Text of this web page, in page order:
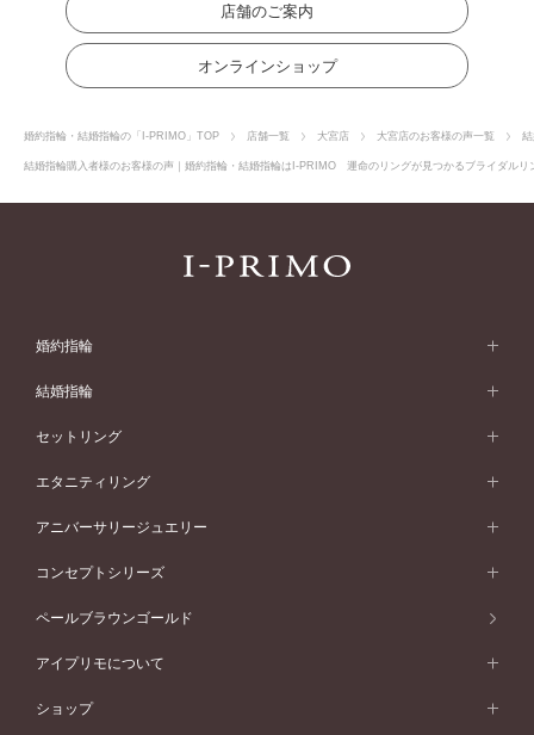
店舗のご案内
オンラインショップ
婚約指輪・結婚指輪の「I-PRIMO」TOP 店舗一覧 大宮店 大宮店のお客様の声一覧
結婚指輪購入者様のお客様の声｜婚約指輪・結婚指輪はI-PRIMO 運命のリングが見つかるブライダルリ
婚約指輪
婚約指輪 (エンゲージリング)
婚約指輪一覧
ピンクゴールド
ペールブラウンゴールド
ウェーブライン
V字ライン
ワンサイドメレ
ダブルサイドメレ
シンプル
フェミニン
モード
50万円台～
40万円台～
婚約指輪 人気ランキング
結婚指輪
結婚指輪 (マリッジリング)
結婚指輪一覧
ピンクゴールド
ペールブラウンゴールド
ウェーブライン
V字ライン
ワンメレ
セベラルメレ
シンプル
フェミニン
50万円～
セットリング
セットリング
セットリング一覧
ピンクゴールド
ペールブラウンゴールド
エタニティリング
エタニティリング
エタニティリング一覧
ピンクゴールド
アニバーサリージュエリー
アニバーサリージュエリー
アニバーサリージュエリー一覧
ファッションリング
コンセプトシリーズ
コンセプトシリーズ
オリジンビリーフ
ペールブラウンゴールド
アイプリモについて
アイプリモについて
ショップ